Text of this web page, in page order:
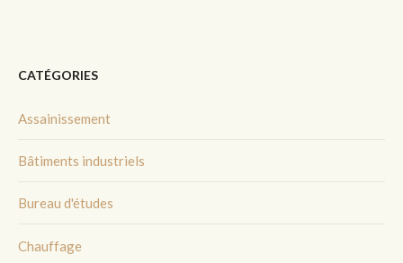
CATÉGORIES
Assainissement
Bâtiments industriels
Bureau d'études
Chauffage